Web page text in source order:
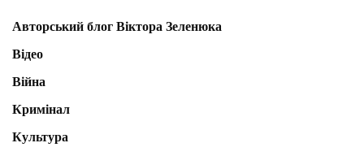
Авторський блог Віктора Зеленюка
Відео
Війна
Кримінал
Культура